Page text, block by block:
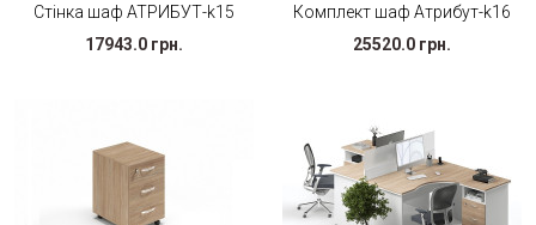
Стінка шаф АТРИБУТ-k15
17943.0 грн.
Комплект шаф Атрибут-k16
25520.0 грн.